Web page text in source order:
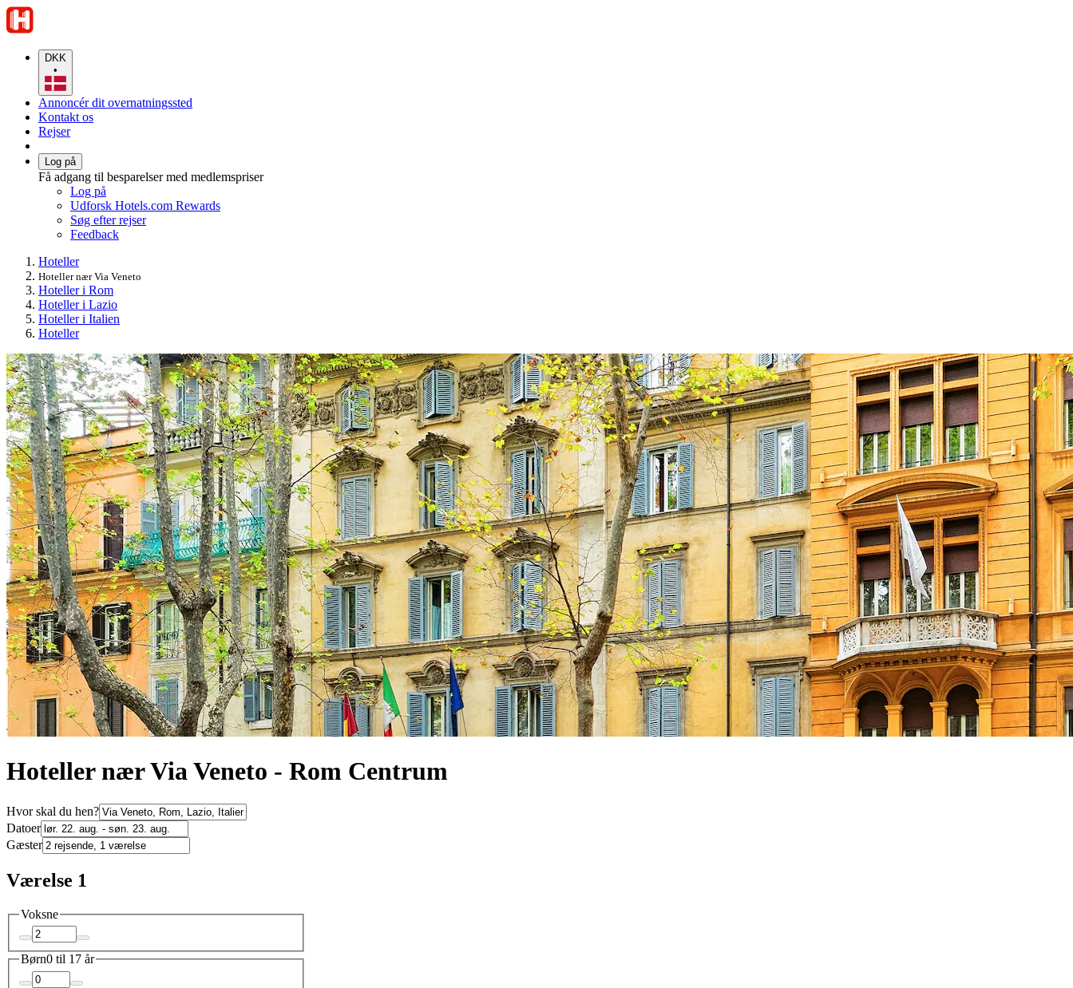
DKK
•
Annoncér dit overnatningssted
Kontakt os
Rejser
Log på
Få adgang til besparelser med medlemspriser
Log på
Udforsk Hotels.com Rewards
Søg efter rejser
Feedback
Hoteller
Hoteller nær Via Veneto
Hoteller i Rom
Hoteller i Lazio
Hoteller i Italien
Hoteller
Hoteller nær Via Veneto - Rom Centrum
Hvor skal du hen?
Datoer
Gæster
Værelse 1
Voksne
Børn0 til 17 år